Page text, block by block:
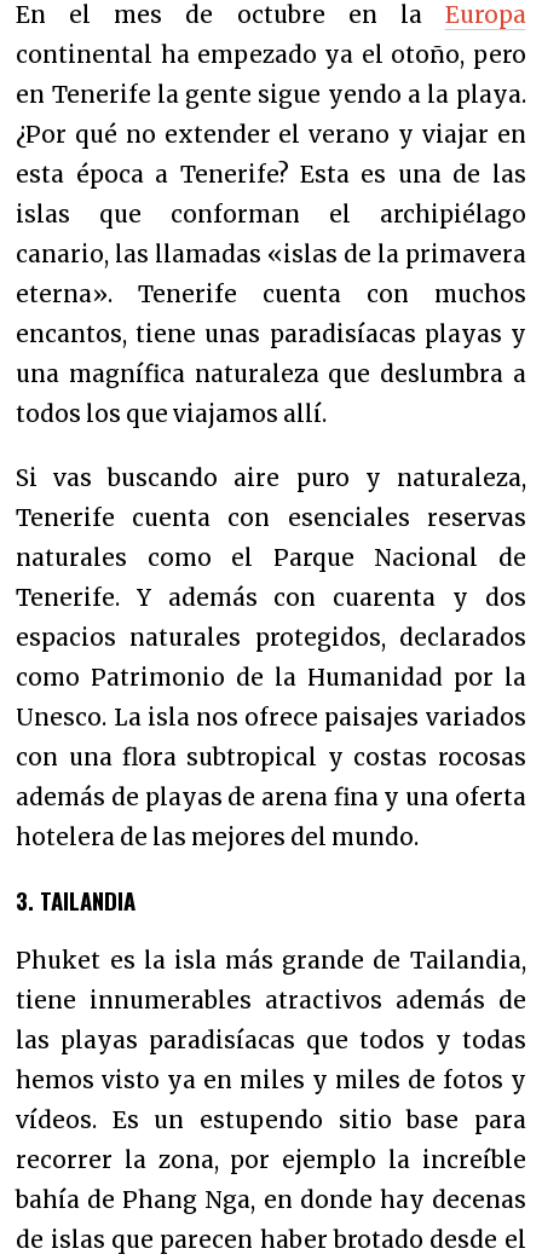
En el mes de octubre en la Europa
continental ha empezado ya el otoño, pero
en Tenerife la gente sigue yendo a la playa.
¿Por qué no extender el verano y viajar en
esta época a Tenerife? Esta es una de las
islas que conforman el archipiélago
canario, las llamadas «islas de la primavera
eterna». Tenerife cuenta con muchos
encantos, tiene unas paradisíacas playas y
una magnífica naturaleza que deslumbra a
todos los que viajamos allí.
Si vas buscando aire puro y naturaleza,
Tenerife cuenta con esenciales reservas
naturales como el Parque Nacional de
Tenerife. Y además con cuarenta y dos
espacios naturales protegidos, declarados
como Patrimonio de la Humanidad por la
Unesco. La isla nos ofrece paisajes variados
con una flora subtropical y costas rocosas
además de playas de arena fina y una oferta
hotelera de las mejores del mundo.
3. TAILANDIA
Phuket es la isla más grande de Tailandia,
tiene innumerables atractivos además de
las playas paradisíacas que todos y todas
hemos visto ya en miles y miles de fotos y
vídeos. Es un estupendo sitio base para
recorrer la zona, por ejemplo la increíble
bahía de Phang Nga, en donde hay decenas
de islas que parecen haber brotado desde el